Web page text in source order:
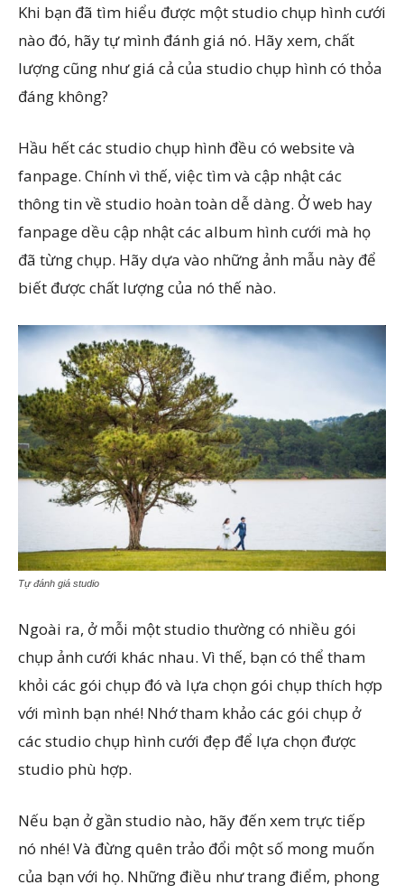
Khi bạn đã tìm hiểu được một studio chụp hình cưới
nào đó, hãy tự mình đánh giá nó. Hãy xem, chất
lượng cũng như giá cả của studio chụp hình có thỏa
đáng không?
Hầu hết các studio chụp hình đều có website và
fanpage. Chính vì thế, việc tìm và cập nhật các
thông tin về studio hoàn toàn dễ dàng. Ở web hay
fanpage dều cập nhật các album hình cưới mà họ
đã từng chụp. Hãy dựa vào những ảnh mẫu này để
biết được chất lượng của nó thế nào.
Tự đánh giá studio
Ngoài ra, ở mỗi một studio thường có nhiều gói
chụp ảnh cưới khác nhau. Vì thế, bạn có thể tham
khỏi các gói chụp đó và lựa chọn gói chụp thích hợp
với mình bạn nhé! Nhớ tham khảo các gói chụp ở
các studio chụp hình cưới đẹp để lựa chọn được
studio phù hợp.
Nếu bạn ở gần studio nào, hãy đến xem trực tiếp
nó nhé! Và đừng quên trảo đổi một số mong muốn
của bạn với họ. Những điều như trang điểm, phong